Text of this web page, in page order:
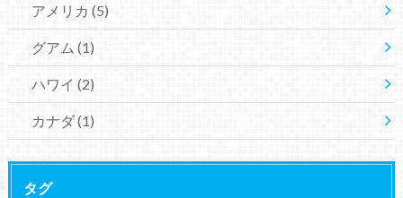
アメリカ (5)
グアム (1)
ハワイ (2)
カナダ(1)
タグ